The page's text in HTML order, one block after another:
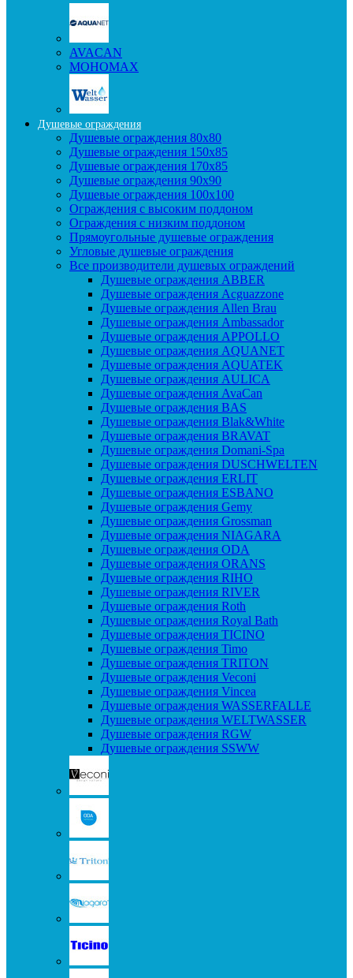
AVACAN
МОНОМАХ
Душевые ограждения
Душевые ограждения 80x80
Душевые ограждения 150x85
Душевые ограждения 170x85
Душевые ограждения 90x90
Душевые ограждения 100x100
Ограждения с высоким поддоном
Ограждения с низким поддоном
Прямоугольные душевые ограждения
Угловые душевые ограждения
Все производители душевых ограждений
Душевые ограждения ABBER
Душевые ограждения Acguazzone
Душевые ограждения Allen Brau
Душевые ограждения Ambassador
Душевые ограждения APPOLLO
Душевые ограждения AQUANET
Душевые ограждения AQUATEK
Душевые ограждения AULICA
Душевые ограждения AvaCan
Душевые ограждения BAS
Душевые ограждения Blak&White
Душевые ограждения BRAVAT
Душевые ограждения Domani-Spa
Душевые ограждения DUSCHWELTEN
Душевые ограждения ERLIT
Душевые ограждения ESBANO
Душевые ограждения Gemy
Душевые ограждения Grossman
Душевые ограждения NIAGARA
Душевые ограждения ODA
Душевые ограждения ORANS
Душевые ограждения RIHO
Душевые ограждения RIVER
Душевые ограждения Roth
Душевые ограждения Royal Bath
Душевые ограждения TICINO
Душевые ограждения Timo
Душевые ограждения TRITON
Душевые ограждения Veconi
Душевые ограждения Vincea
Душевые ограждения WASSERFALLE
Душевые ограждения WELTWASSER
Душевые ограждения RGW
Душевые ограждения SSWW